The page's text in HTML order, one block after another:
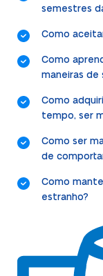
semestres
Como
Como
maneiras de
Como
tempo, ser
Como ser
de
Como
estranho?